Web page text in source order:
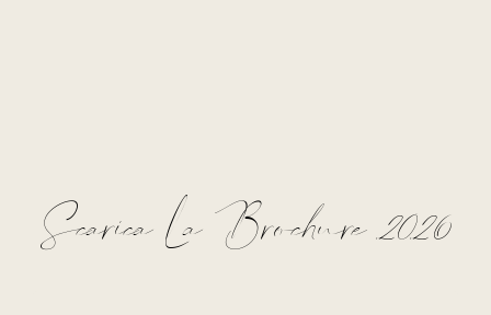
Scarica La Brochure 2026